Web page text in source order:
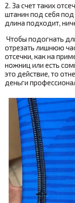
2. За счет таких
штанин под себя под
длина подходит,
Чтобы подогнать
отрезать лишнюю
отсечки, как на
ножниц или есть
это действие, то
деньги